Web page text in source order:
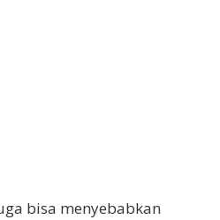
bisa menyebabkan